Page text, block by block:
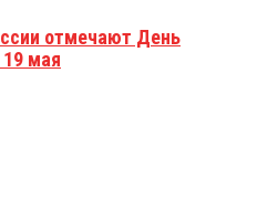
отмечают День
19 мая